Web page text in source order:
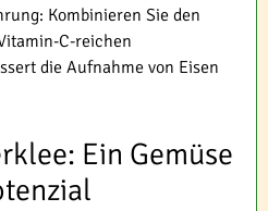
Kombinieren Sie den
C-reichen
die Aufnahme von Eisen
Ein Gemüse